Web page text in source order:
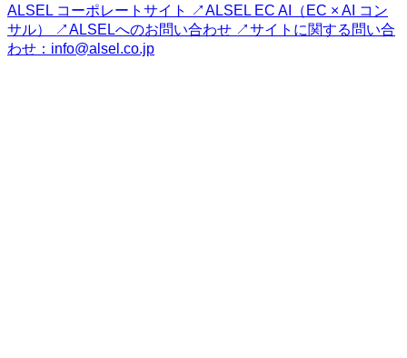
ALSEL コーポレートサイト ↗ALSEL EC AI（EC × AI コン
サル） ↗ALSELへのお問い合わせ ↗サイトに関する問い合
わせ：info@alsel.co.jp